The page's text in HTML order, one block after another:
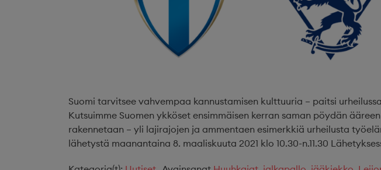
Suomi tarvitsee vahvempaa kannustamisen kulttuuria – paitsi
Kutsuimme Suomen ykköset ensimmäisen kerran saman pöydän
rakennetaan – yli lajirajojen ja ammentaen esimerkkiä urheilusta
lähetystä maanantaina 8. maaliskuuta 2021 klo 10.30-n.11.30